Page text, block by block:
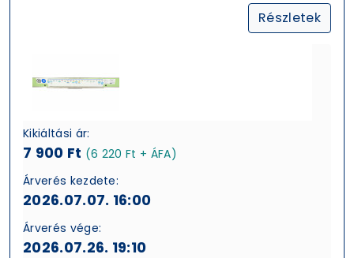
Részletek
Kikiáltási ár:
7 900 Ft (6 220 Ft + ÁFA)
Árverés kezdete:
2026.07.07. 16:00
Árverés vége:
2026.07.26. 19:10